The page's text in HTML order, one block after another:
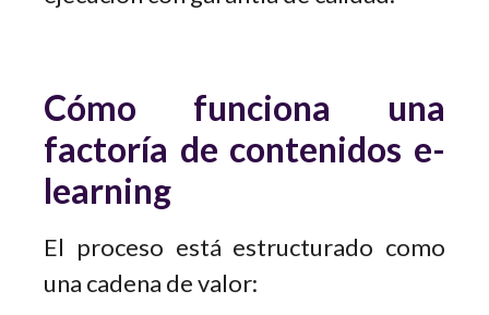
Cómo funciona una
factoría de contenidos e-
learning
El proceso está estructurado como
una cadena de valor: